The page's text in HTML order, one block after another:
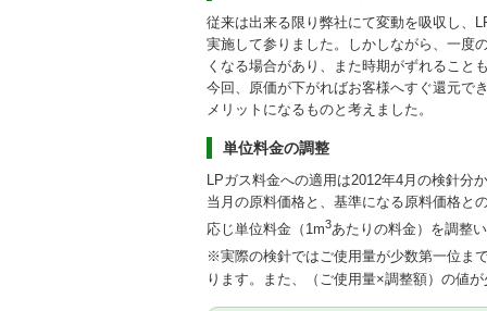
従来は出来る限り弊社にて変動を吸収し、
実施して参りました。しかしながら、一度
くなる場合があり、また時期がずれること
今回、原価が下がればお客様へすぐ還元で
メリットになるものと考えました。
単位料金の調整
LPガス料金への適用は2012年4月の検針分
当月の原料価格と、基準になる原料価格と
応じ単位料金（1m3あたりの料金）を調整
※実際の検針ではご使用量が少数第一位ま
ります。また、（ご使用量×調整額）の値